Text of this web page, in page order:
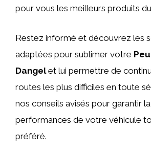
pour vous les meilleurs produits
Restez informé et découvrez les
adaptées pour sublimer votre
Dangelet lui permettre de
routes les plus difficiles en toute
nos conseils avisés pour garantir
performances de votre véhicule
préféré.